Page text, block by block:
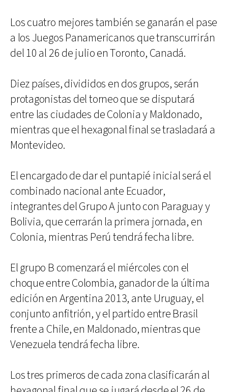
Los cuatro mejores también se ganarán el pase
a los Juegos Panamericanos que transcurrirán
del 10 al 26 de julio en Toronto, Canadá.
Diez países, divididos en dos grupos, serán
protagonistas del torneo que se disputará
entre las ciudades de Colonia y Maldonado,
mientras que el hexagonal final se trasladará a
Montevideo.
El encargado de dar el puntapié inicial será el
combinado nacional ante Ecuador,
integrantes del Grupo A junto con Paraguay y
Bolivia, que cerrarán la primera jornada, en
Colonia, mientras Perú tendrá fecha libre.
El grupo B comenzará el miércoles con el
choque entre Colombia, ganador de la última
edición en Argentina 2013, ante Uruguay, el
conjunto anfitrión, y el partido entre Brasil
frente a Chile, en Maldonado, mientras que
Venezuela tendrá fecha libre.
Los tres primeros de cada zona clasificarán al